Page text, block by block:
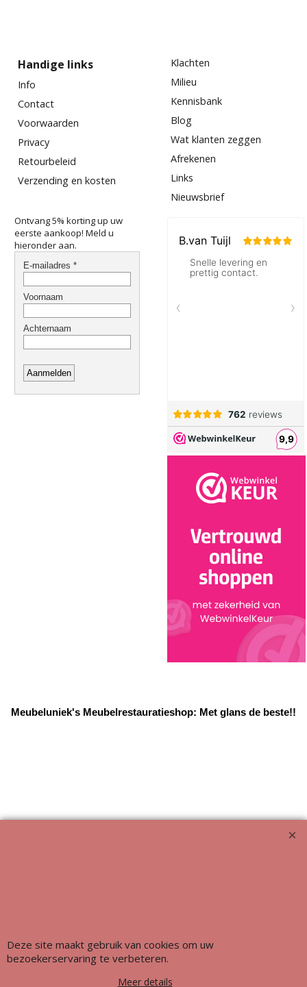
Handige links
Info
Contact
Voorwaarden
Privacy
Retourbeleid
Verzending en kosten
Klachten
Milieu
Kennisbank
Blog
Wat klanten zeggen
Afrekenen
Links
Nieuwsbrief
Ontvang 5% korting up uw
eerste aankoop! Meld u
hieronder aan.
Meubeluniek's Meubelrestauratieshop: Met glans de beste!!
Deze site maakt gebruik van cookies om uw
bezoekerservaring te verbeteren.
Meer details